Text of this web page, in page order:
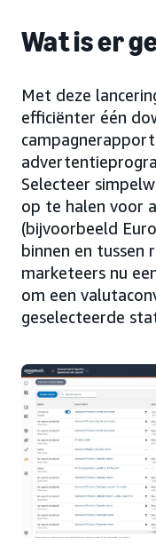
Wat is er
Met deze
efficiënter één
Selecteer
op te halen voor
(bijvoorbeeld
binnen en tussen
marketeers nu
om een
geselecteerde